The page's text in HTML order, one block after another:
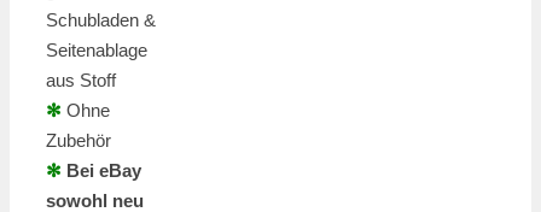
Schubladen &
Seitenablage
aus Stoff
✻ Ohne
Zubehör
✻ Bei eBay
sowohl neu